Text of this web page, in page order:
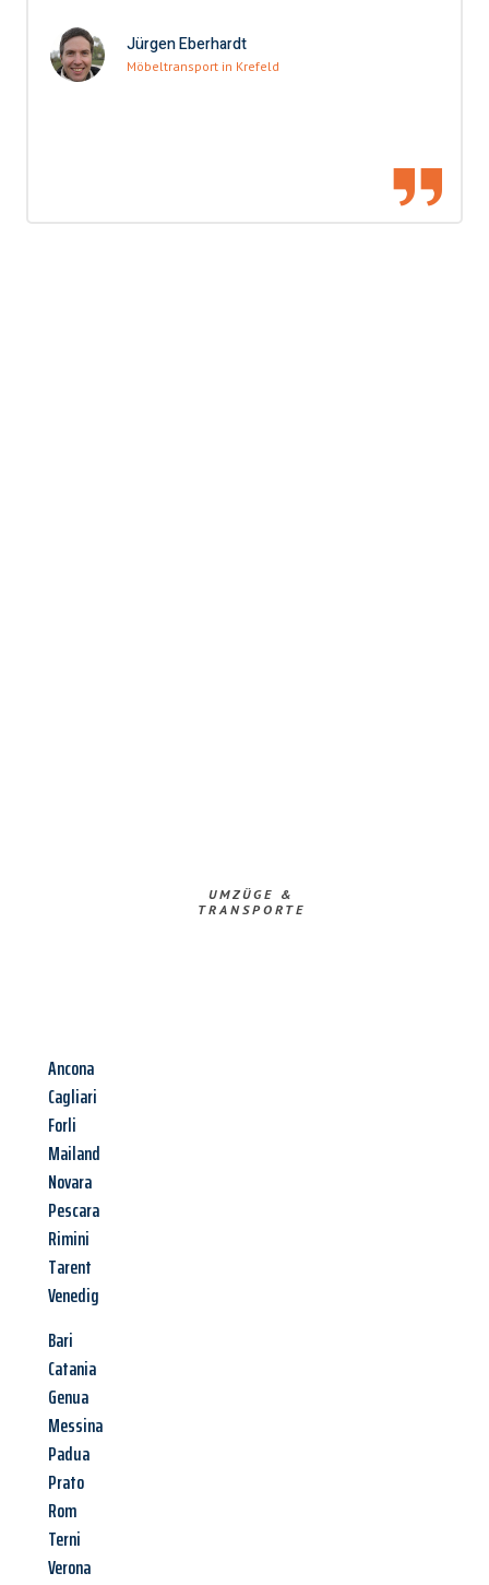
Jürgen Eberhardt
Möbeltransport in Krefeld
UMZÜGE &
TRANSPORTE
Ancona
Cagliari
Forli
Mailand
Novara
Pescara
Rimini
Tarent
Venedig
Bari
Catania
Genua
Messina
Padua
Prato
Rom
Terni
Verona